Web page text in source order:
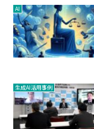
AI
生成AI活用事例